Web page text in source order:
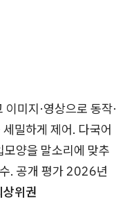
이미지·영상으로 동작·
밀하게 제어. 다국어
모양을 말소리에 맞추
. 공개 평가 2026년
상위권